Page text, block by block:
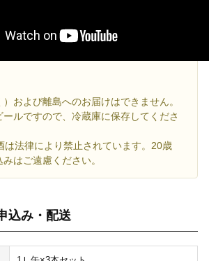
および離島へのお届けはできません。
ルですので、冷蔵庫に保存してくださ
法律により禁止されています。20歳
はご遠慮ください。
込み・配送